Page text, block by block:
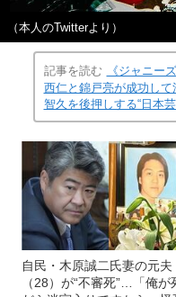
（本人のTwitterより）
記事を読む
《ジャニー
西仁と錦戸亮が成功し
智久を後押しする“日本
自民・木原誠二氏妻の元夫
（28）が“不審死”…「俺が